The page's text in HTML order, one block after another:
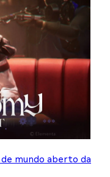
de mundo aberto da